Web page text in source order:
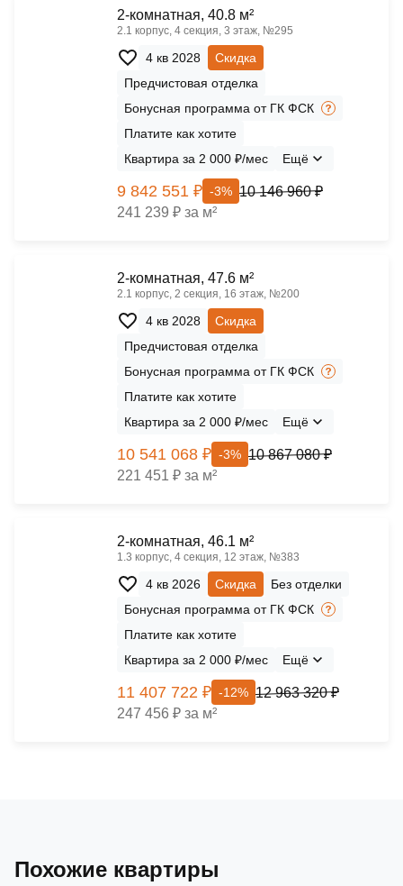
2-комнатная, 40.8 м²
2.1 корпус, 4 секция, 3 этаж, №295
4 кв 2028
Скидка
Предчистовая отделка
Бонусная программа от ГК ФСК
Платите как хотите
Квартира за 2 000 ₽/мес
Ещё
9 842 551 ₽ -3% 10 146 960 ₽
241 239 ₽ за м²
2-комнатная, 47.6 м²
2.1 корпус, 2 секция, 16 этаж, №200
4 кв 2028
Скидка
Предчистовая отделка
Бонусная программа от ГК ФСК
Платите как хотите
Квартира за 2 000 ₽/мес
Ещё
10 541 068 ₽ -3% 10 867 080 ₽
221 451 ₽ за м²
2-комнатная, 46.1 м²
1.3 корпус, 4 секция, 12 этаж, №383
4 кв 2026 Скидка
Без отделки
Бонусная программа от ГК ФСК
Платите как хотите
Квартира за 2 000 ₽/мес
Ещё
11 407 722 ₽ -12% 12 963 320 ₽
247 456 ₽ за м²
Похожие квартиры